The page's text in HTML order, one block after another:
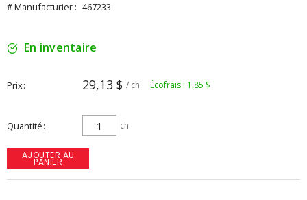
# Manufacturier : 467233
En inventaire
Prix 29,13 $ / ch Écofrais : 1,85 $
Quantité ch
AJOUTER AU
PANIER